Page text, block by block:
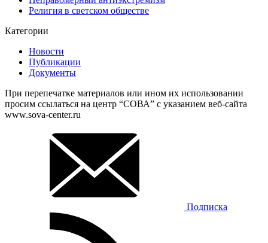
Религия в светском обществе
Категории
Новости
Публикации
Документы
При перепечатке материалов или ином их использовании
просим ссылаться на центр “СОВА” с указанием веб-сайта
www.sova-center.ru
Подписка